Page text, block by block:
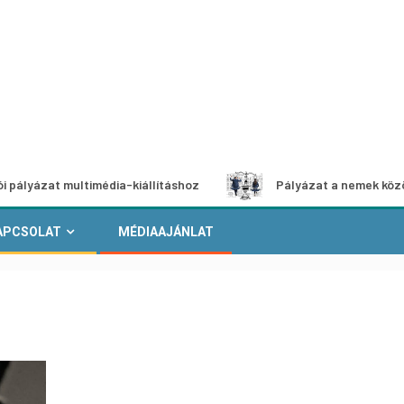
multimédia-kiállításhoz Pályázat a nemek közötti
MÉDIAAJÁNLAT